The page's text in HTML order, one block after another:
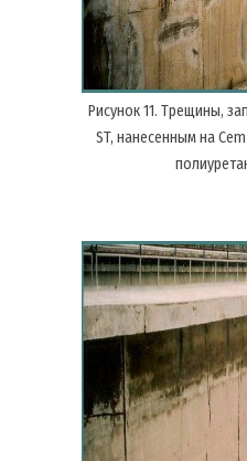
Рисунок 11. Трещины,
ST, нанесенным на